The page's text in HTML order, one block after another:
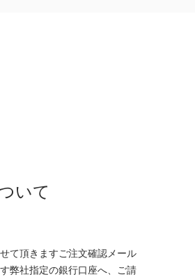
いて
て頂きますご注文確認メール
弊社指定の銀行口座へ、ご請